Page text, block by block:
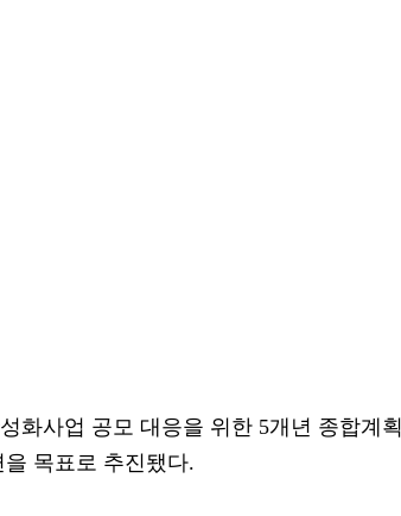
화사업 공모 대응을 위한 5개년 종합계획
목표로 추진됐다.